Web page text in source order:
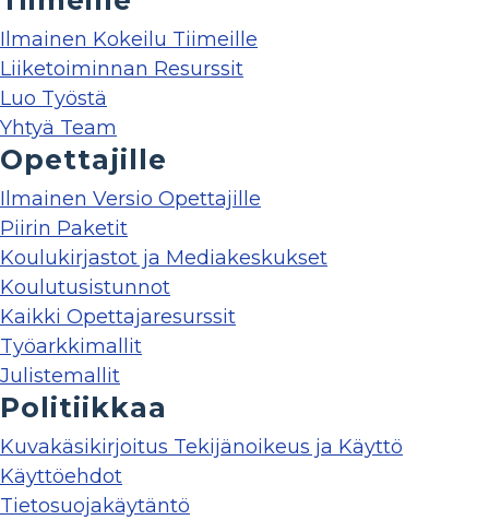
Ilmainen Kokeilu Tiimeille
Liiketoiminnan Resurssit
Luo Työstä
Yhtyä Team
Opettajille
Ilmainen Versio Opettajille
Piirin Paketit
Koulukirjastot ja Mediakeskukset
Koulutusistunnot
Kaikki Opettajaresurssit
Työarkkimallit
Julistemallit
Politiikkaa
Kuvakäsikirjoitus Tekijänoikeus ja Käyttö
Käyttöehdot
Tietosuojakäytäntö